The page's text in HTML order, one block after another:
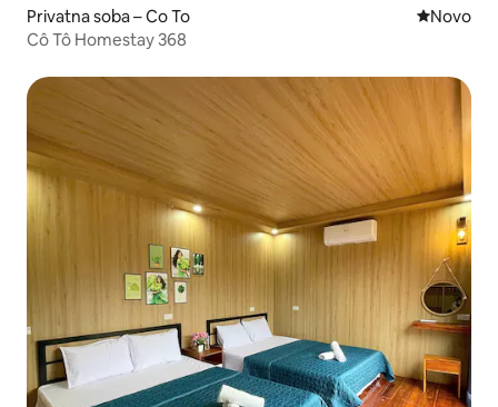
Privatna soba – Co To Novi
Novo
Cô Tô Homestay 368